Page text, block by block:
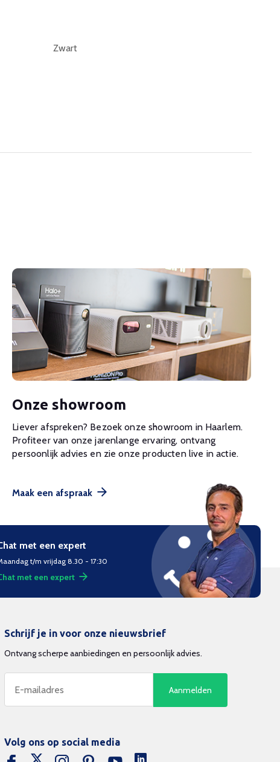
Zwart
Onze showroom
Liever afspreken? Bezoek onze showroom in Haarlem.
Profiteer van onze jarenlange ervaring, ontvang
persoonlijk advies en zie onze producten live in actie.
Maak een afspraak
met een expert
t/m vrijdag 8.30 - 17:30
met een expert
Schrijf je in voor onze nieuwsbrief
Ontvang scherpe aanbiedingen en persoonlijk advies.
Aanmelden
Volg ons op social media